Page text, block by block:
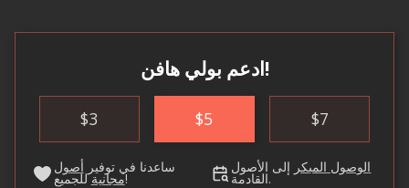
ادعم بولي هافن!
$3 $5 $7
ساعدنا في توفير أصول
مجانيةللجميع!
الوصول المبكر إلى الأصول
القادمة.